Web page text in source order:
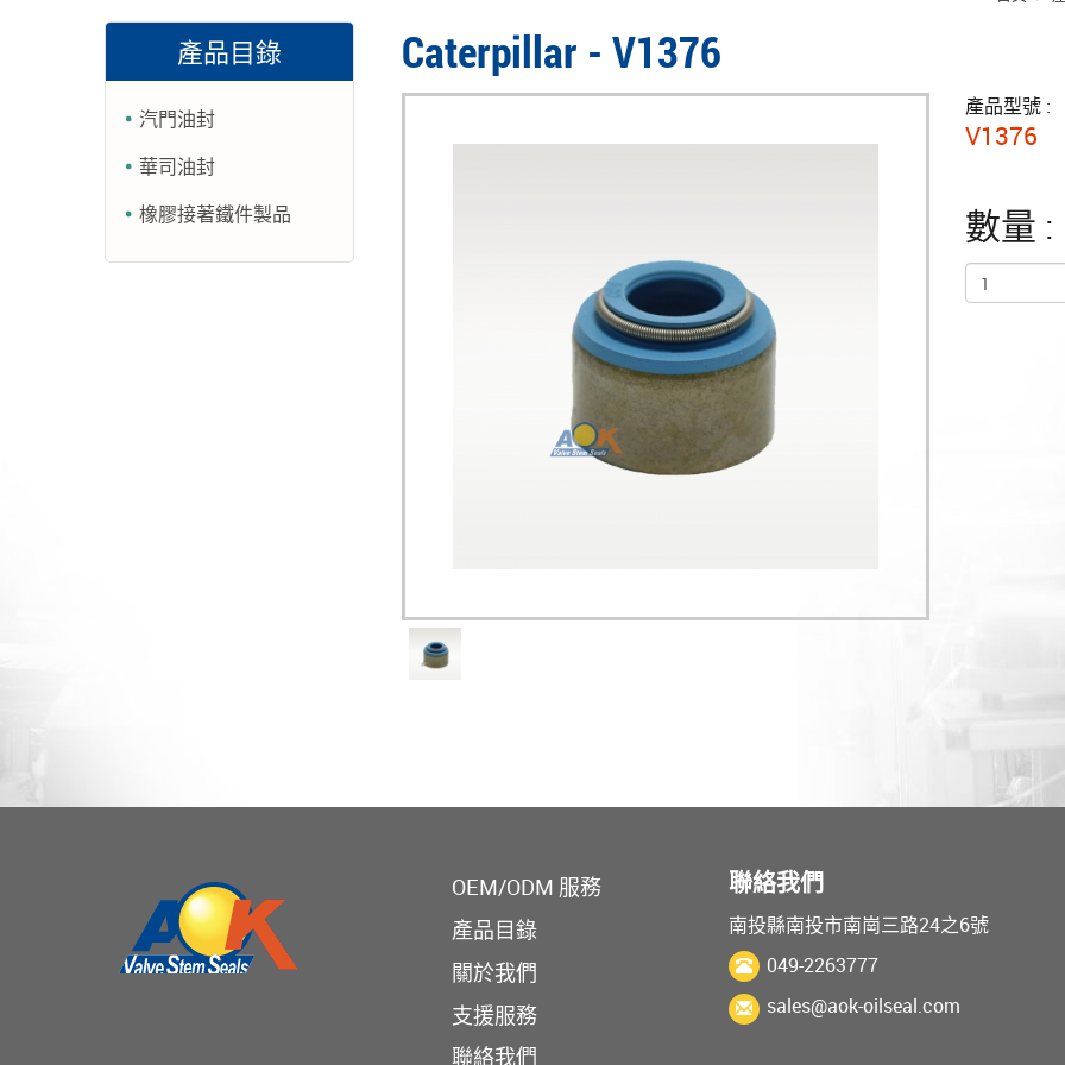
Caterpillar - V1376
產品型號 :
V1376
數量 :
產品目錄
汽門油封
華司油封
橡膠接著鐵件製品
OEM/ODM 服務
產品目錄
關於我們
支援服務
聯絡我們
聯絡我們
南投縣南投市南崗三路24之6號
049-2263777
sales@aok-oilseal.com